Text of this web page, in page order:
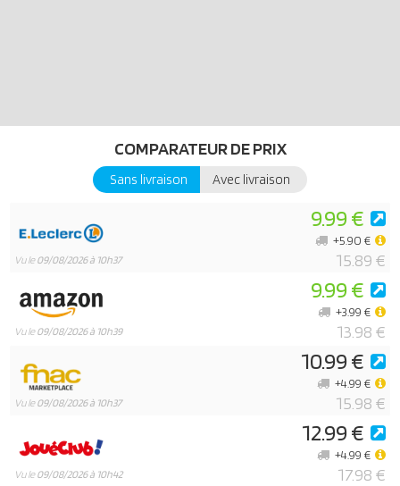
COMPARATEUR DE PRIX
Sans livraison Avec livraison
Vu le09/08/2026 à 10h37
9.99 €
15.89 €
+5.90 €
Vu le09/08/2026 à 10h39
9.99 €
13.98 €
+3.99 €
Vu le09/08/2026 à 10h37
10.99 €
15.98 €
+4.99 €
Vu le09/08/2026 à 10h42
12.99 €
17.98 €
+4.99 €